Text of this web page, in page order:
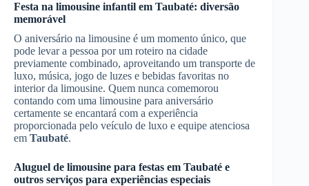
Festa na limousine infantil em Taubaté: diversão
memorável
O aniversário na limousine é um momento único, que
pode levar a pessoa por um roteiro na cidade
previamente combinado, aproveitando um transporte de
luxo, música, jogo de luzes e bebidas favoritas no
interior da limousine. Quem nunca comemorou
contando com uma limousine para aniversário
certamente se encantará com a experiência
proporcionada pelo veículo de luxo e equipe atenciosa
em Taubaté.
Aluguel de limousine para festas em Taubaté e
outros serviços para experiências especiais